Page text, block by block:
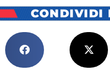
CONDIVIDI